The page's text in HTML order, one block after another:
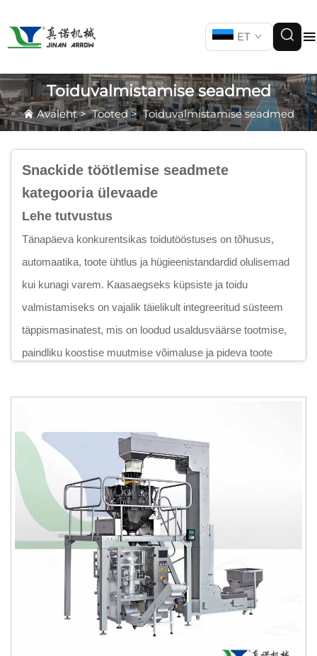
ET
Toiduvalmistamise seadmed
Avaleht>Tooted>Toiduvalmistamise seadmed
Snackide töötlemise seadmete
kategooria ülevaade
Lehe tutvustus
Tänapäeva konkurentsikas toidutööstuses on tõhusus,
automaatika, toote ühtlus ja hügieenistandardid olulisemad
kui kunagi varem. Kaasaegseks küpsiste ja toidu
valmistamiseks on vajalik täielikult integreeritud süsteem
täppismasinatest, mis on loodud usaldusväärse tootmise,
paindliku koostise muutmise võimaluse ja pideva toote
hulka kuuluvad ühepuuguline toidu ekstruuder,
ekstruuderimasin, tööstuslik toidu praatimismasin,
tööstuslik toidu kuivatamismasin, tööstuslik toidu
maitsestamismasin ja tööstuslik toidu pakendamismasin –
kõik need on projekteeritud täielikuks küpsiste ja toidu
tootmislahenduste tagamiseks.
Need masinad moodustavad tööstuslike naudinguartiklite
töötlemisliinide tuuma, võimaldades tootjatel valmistada laia
valikut tooteid, sealhulgas paisutatud naudinguartikleid,
ekstrudeeritud naudinguartikleid, pelletinaudinguartikleid,